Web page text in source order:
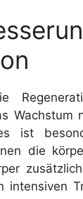
Wachstum
ist
die
intensiven